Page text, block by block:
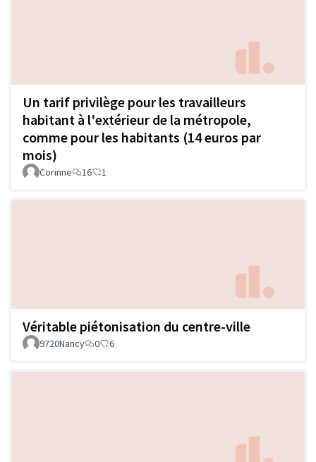
Un tarif privilège pour les travailleurs
habitant à l'extérieur de la métropole,
comme pour les habitants (14 euros par
mois)
Corinne 16 1
Véritable piétonisation du centre-ville
9720Nancy 0 6